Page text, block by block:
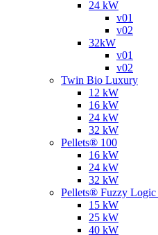
24 kW
v01
v02
32kW
v01
v02
Twin Bio Luxury
12 kW
16 kW
24 kW
32 kW
Pellets® 100
16 kW
24 kW
32 kW
Pellets® Fuzzy Logic
15 kW
25 kW
40 kW